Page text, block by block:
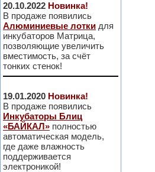
20.10.2022 Новинка!
В продаже появились
Алюминиевые лотки для
инкубаторов Матрица,
позволяющие увеличить
вместимость, за счёт
тонких стенок!
19.01.2020 Новинка!
В продаже появились
Инкубаторы Блиц
«БАЙКАЛ» полностью
автоматическая модель,
где даже влажность
поддерживается
электроникой!